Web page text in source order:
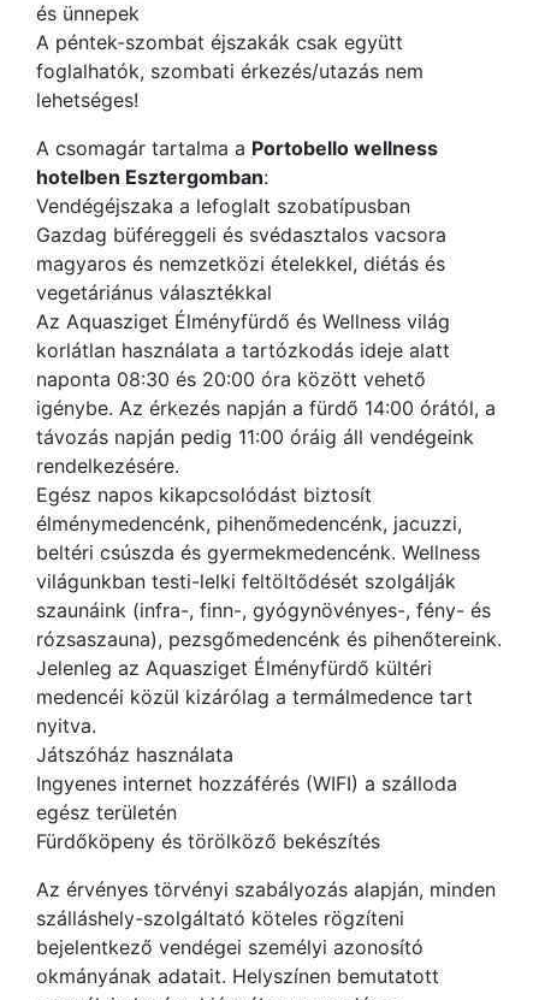
és ünnepek
A péntek-szombat éjszakák csak együtt
foglalhatók, szombati érkezés/utazás nem
lehetséges!
A csomagár tartalma a Portobello wellness
hotelben Esztergomban:
Vendégéjszaka a lefoglalt szobatípusban
Gazdag büféreggeli és svédasztalos vacsora
magyaros és nemzetközi ételekkel, diétás és
vegetáriánus választékkal
Az Aquasziget Élményfürdő és Wellness világ
korlátlan használata a tartózkodás ideje alatt
naponta 08:30 és 20:00 óra között vehető
igénybe. Az érkezés napján a fürdő 14:00 órától, a
távozás napján pedig 11:00 óráig áll vendégeink
rendelkezésére.
Egész napos kikapcsolódást biztosít
élménymedencénk, pihenőmedencénk, jacuzzi,
beltéri csúszda és gyermekmedencénk. Wellness
világunkban testi-lelki feltöltődését szolgálják
szaunáink (infra-, finn-, gyógynövényes-, fény- és
rózsaszauna), pezsgőmedencénk és pihenőtereink.
Jelenleg az Aquasziget Élményfürdő kültéri
medencéi közül kizárólag a termálmedence tart
nyitva.
Játszóház használata
Ingyenes internet hozzáférés (WIFI) a szálloda
egész területén
Fürdőköpeny és törölköző bekészítés
Az érvényes törvényi szabályozás alapján, minden
szálláshely-szolgáltató köteles rögzíteni
bejelentkező vendégei személyi azonosító
okmányának adatait. Helyszínen bemutatott